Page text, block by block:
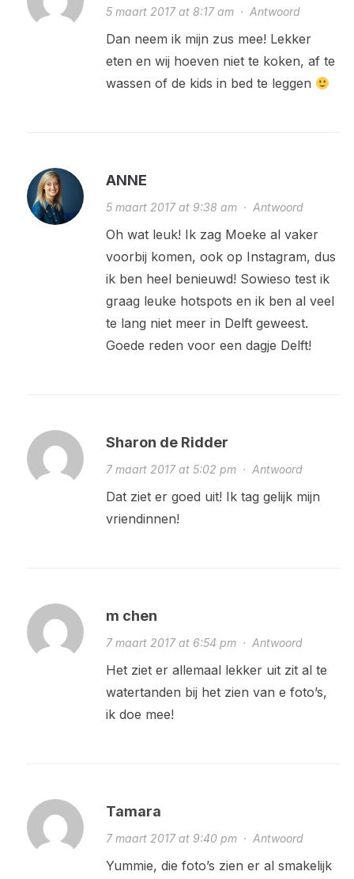
5 maart 2017 at 8:17 am· Antwoord
Dan neem ik mijn zus mee! Lekker
eten en wij hoeven niet te koken, af te
wassen of de kids in bed te leggen
ANNE
5 maart 2017 at 9:38 am· Antwoord
Oh wat leuk! Ik zag Moeke al vaker
voorbij komen, ook op Instagram, dus
ik ben heel benieuwd! Sowieso test ik
graag leuke hotspots en ik ben al veel
te lang niet meer in Delft geweest.
Goede reden voor een dagje Delft!
Sharon de Ridder
7 maart 2017 at 5:02 pm· Antwoord
Dat ziet er goed uit! Ik tag gelijk mijn
vriendinnen!
m chen
7 maart 2017 at 6:54 pm· Antwoord
Het ziet er allemaal lekker uit zit al te
watertanden bij het zien van e foto’s,
ik doe mee!
Tamara
7 maart 2017 at 9:40 pm· Antwoord
Yummie, die foto’s zien er al smakelijk